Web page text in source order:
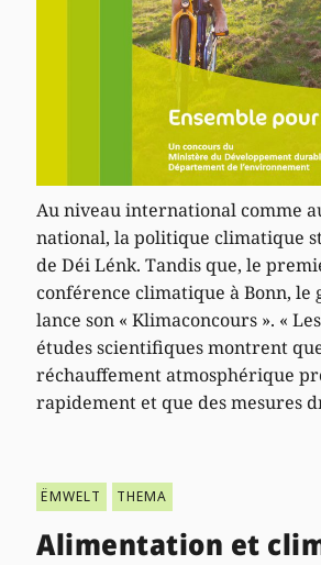
Au niveau international comme
national, la politique climatique
de Déi Lénk. Tandis que, le
conférence climatique à Bonn, le
lance son « Klimaconcours ». «
études scientifiques montrent
réchauffement atmosphérique
rapidement et que des mesures
ËMWELT THEMA
Alimentation et